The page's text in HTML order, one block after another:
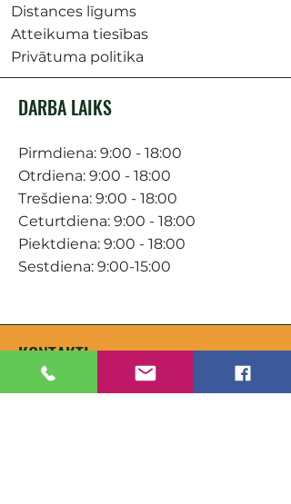
Distances līgums
Atteikuma tiesības
Privātuma politika
DARBA LAIKS
Pirmdiena: 9:00 - 18:00
Otrdiena: 9:00 - 18:00
Trešdiena: 9:00 - 18:00
Ceturtdiena: 9:00 - 18:00
Piektdiena: 9:00 - 18:00
Sestdiena: 9:00-15:00
KONTAKTI
Veikals / E-veikals